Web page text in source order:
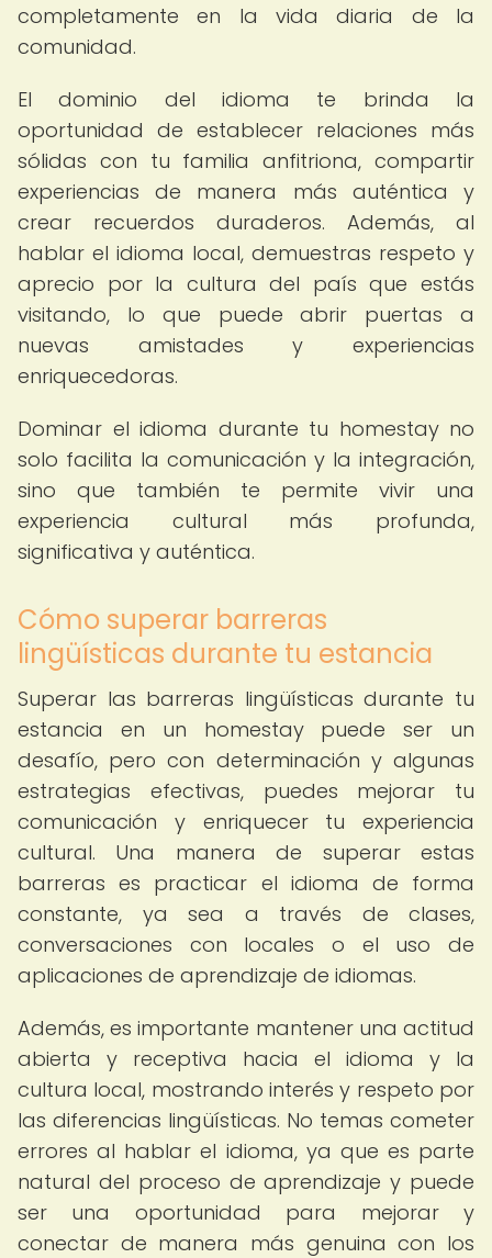
completamente en la vida diaria de la
comunidad.
El dominio del idioma te brinda la
oportunidad de establecer relaciones más
sólidas con tu familia anfitriona, compartir
experiencias de manera más auténtica y
crear recuerdos duraderos. Además, al
hablar el idioma local, demuestras respeto y
aprecio por la cultura del país que estás
visitando, lo que puede abrir puertas a
nuevas amistades y experiencias
enriquecedoras.
Dominar el idioma durante tu homestay no
solo facilita la comunicación y la integración,
sino que también te permite vivir una
experiencia cultural más profunda,
significativa y auténtica.
Cómo superar barreras
lingüísticas durante tu estancia
Superar las barreras lingüísticas durante tu
estancia en un homestay puede ser un
desafío, pero con determinación y algunas
estrategias efectivas, puedes mejorar tu
comunicación y enriquecer tu experiencia
cultural. Una manera de superar estas
barreras es practicar el idioma de forma
constante, ya sea a través de clases,
conversaciones con locales o el uso de
aplicaciones de aprendizaje de idiomas.
Además, es importante mantener una actitud
abierta y receptiva hacia el idioma y la
cultura local, mostrando interés y respeto por
las diferencias lingüísticas. No temas cometer
errores al hablar el idioma, ya que es parte
natural del proceso de aprendizaje y puede
ser una oportunidad para mejorar y
conectar de manera más genuina con los